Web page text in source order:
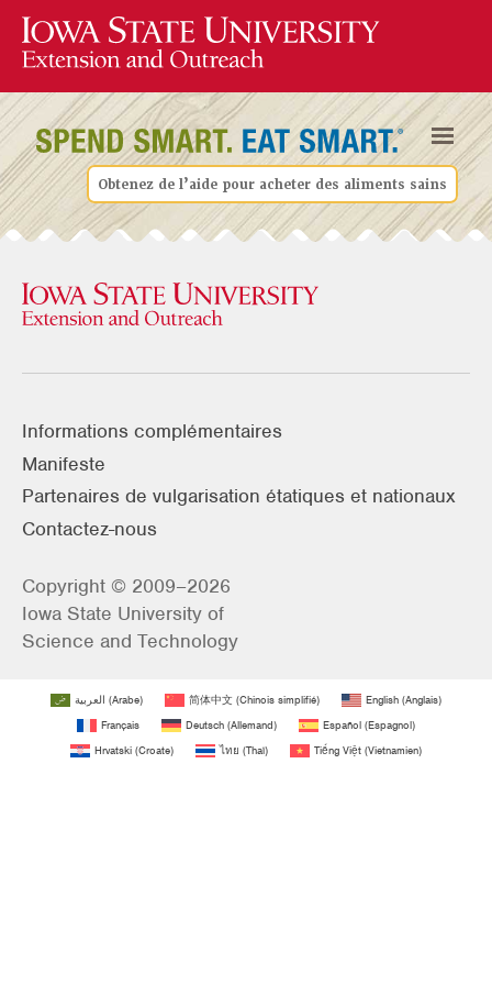
Obtenez de l’aide pour acheter des aliments sains
Informations complémentaires
Manifeste
Partenaires de vulgarisation étatiques et nationaux
Contactez-nous
Copyright © 2009–2026
Iowa State University of
Science and Technology
العربية (Arabe) 简体中文 (Chinois simplifié) English (Anglais)
Français
Deutsch (Allemand) Español (Espagnol)
Hrvatski (Croate) ไทย (Thaï) Tiếng Việt (Vietnamien)